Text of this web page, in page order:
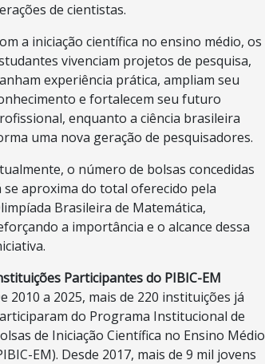
de cientistas.
a iniciação científica no ensino médio, os
vivenciam projetos de pesquisa,
experiência prática, ampliam seu
e fortalecem seu futuro
enquanto a ciência brasileira
uma nova geração de pesquisadores.
o número de bolsas concedidas
se aproxima do total oferecido pela
Brasileira de Matemática,
a importância e o alcance dessa
Participantesdo PIBIC-EM
2010 a 2025, mais de 220 instituições já
do Programa Institucional de
de Iniciação Científica no Ensino Médio
EM). Desde 2017, mais de 9 mil jovens